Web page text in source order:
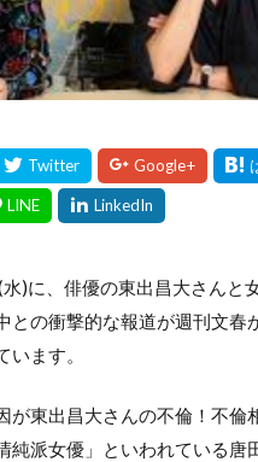
)に、俳優の東出昌大さんと
との衝撃的な報道が週刊文春
ます。
が東出昌大さんの不倫！不倫
純派女優」といわれている唐